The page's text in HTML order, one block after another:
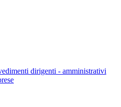
dirigenti - amministrativi